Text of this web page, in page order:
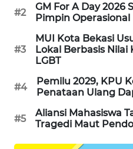
#2
GM For A Day 2026
Pimpin
#3
MUI Kota Bekasi
Lokal Berbasis
LGBT
#4
Pemilu 2029, KPU
Penataan Ulang
#5
Aliansi Mahasiswa
Tragedi Maut